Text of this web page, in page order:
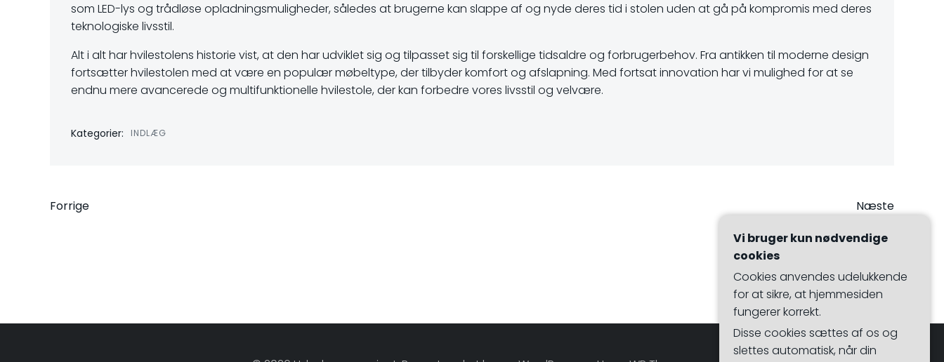
som LED-lys og trådløse opladningsmuligheder, således at brugerne kan slappe af og nyde deres tid i stolen uden at gå på kompromis med deres
teknologiske livsstil.
Alt i alt har hvilestolens historie vist, at den har udviklet sig og tilpasset sig til forskellige tidsaldre og forbrugerbehov. Fra antikken til moderne design
fortsætter hvilestolen med at være en populær møbeltype, der tilbyder komfort og afslapning. Med fortsat innovation har vi mulighed for at se
endnu mere avancerede og multifunktionelle hvilestole, der kan forbedre vores livsstil og velvære.
Kategorier: INDLÆG
Indlægsnavigation
Forrige Indlægsnavigation Næste
Vi bruger kun nødvendige
cookies
Cookies anvendes udelukkende
for at sikre, at hjemmesiden
fungerer korrekt.
Disse cookies sættes af os og
slettes automatisk, når din